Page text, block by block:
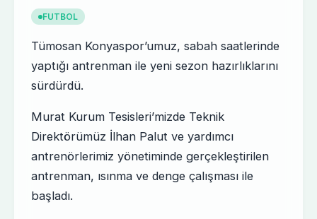
FUTBOL
Tümosan Konyaspor’umuz, sabah saatlerinde
yaptığı antrenman ile yeni sezon hazırlıklarını
sürdürdü.
Murat Kurum Tesisleri’mizde Teknik
Direktörümüz İlhan Palut ve yardımcı
antrenörlerimiz yönetiminde gerçekleştirilen
antrenman, ısınma ve denge çalışması ile
başladı.